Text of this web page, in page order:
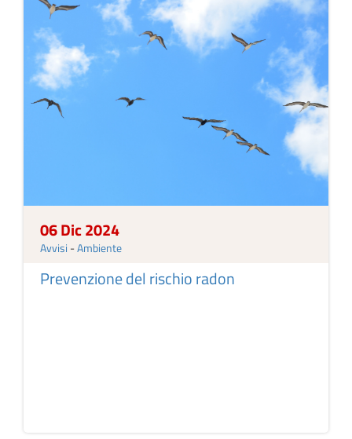
06 Dic 2024
Avvisi -Ambiente
Prevenzione del rischio radon